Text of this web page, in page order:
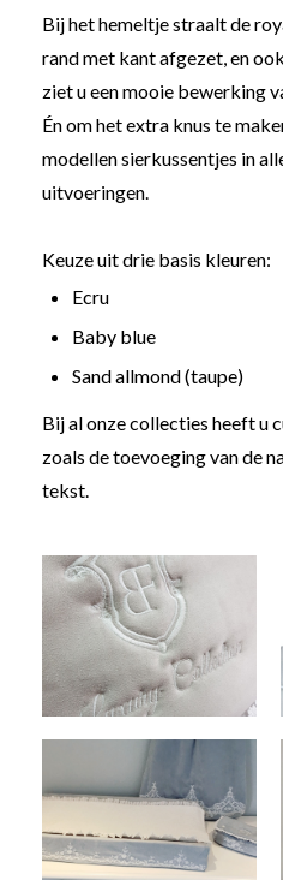
Bij het hemeltje straalt de
rand met kant afgezet, en
ziet u een mooie bewerking
Én om het extra knus te
modellen sierkussentjes in
uitvoeringen.
Keuze uit drie basis kleuren:
Ecru
Baby blue
Sand allmond (taupe)
Bij al onze collecties heeft u
zoals de toevoeging van de
tekst.